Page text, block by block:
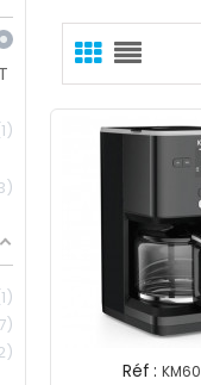
1
1
7
Réf :